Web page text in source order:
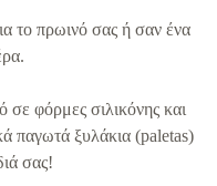
το πρωινό σας ή σαν ένα
σε φόρμες σιλικόνης και
παγωτά ξυλάκια (paletas)
σας!